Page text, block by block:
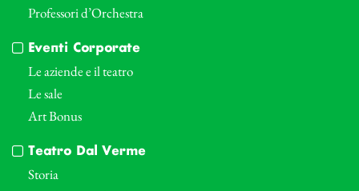
Professori d’Orchestra
Eventi Corporate
Le aziende e il teatro
Le sale
Art Bonus
Teatro Dal Verme
Storia